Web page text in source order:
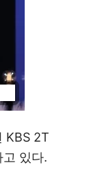
KBS 2T
있다.